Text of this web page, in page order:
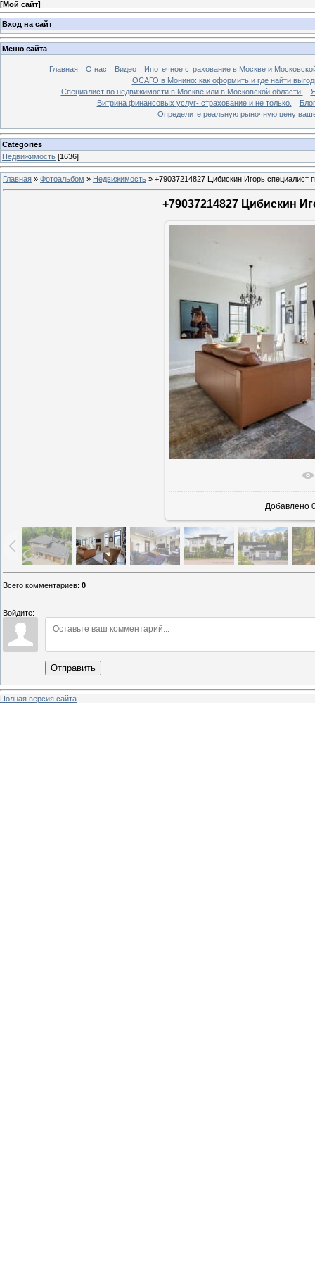
[Мой сайт]
Вход на сайт
Меню сайта
Главная О нас Видео
Ипотечное страхование в Москве и
ОСАГО в Монино: как оформить и где найти
Специалист по недвижимости в Москве или в Московской области.
Витрина финансовых услуг- страхование и не только.
Блог
Определите реальную рыночную цену
Categories
Недвижимость [1636]
Главная » Фотоальбом » Недвижимость » +79037214827 Цибискин Игорь специалист
+79037214827 Цибискин
В
Добавлено
Всего комментариев: 0
Войдите:
Отправить
Полная версия сайта